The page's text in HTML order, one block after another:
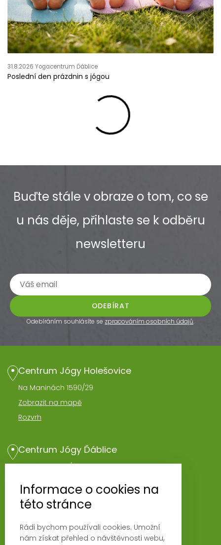
31.8.2026 Yogacentrum Ďáblice
Poslední den prázdnin s jógou
Buďte stále v obraze o tom, co se
u nás děje, přihlaste se k odběru
newsletteru
ODEBÍRAT
Odebíráním souhlásíte se zpracováním osobních údajů.
Centrum Jógy Holešovice
Na Maninách 1590/29
Zobrazit na mapě
Rozvrh
Centrum Jógy Ďáblice
Hořínecká 962/1
Rozvrh
Novinky
Informace o cookies na
této stránce
Rádi bychom používali cookies. Umožní
nám získat přehled o návštěvnosti webu,